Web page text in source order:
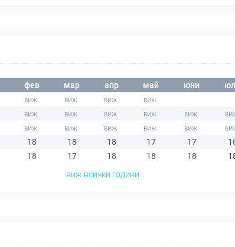
фев мар апр май юни
18 18 18 17 17
18 17 18 18 18
виж всички години